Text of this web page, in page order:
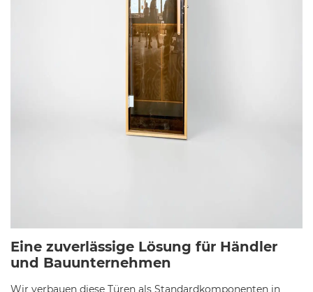
Eine zuverlässige Lösung für Händler
und Bauunternehmen
Wir verbauen diese Türen als Standardkomponenten in